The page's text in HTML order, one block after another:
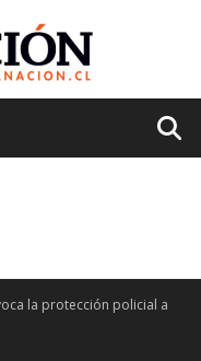
la protección policial a